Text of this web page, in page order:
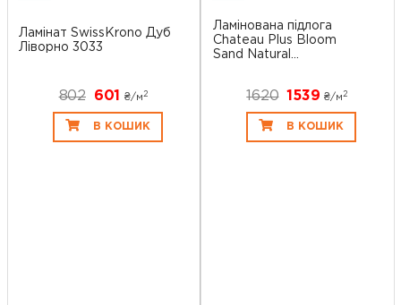
Ламінат SwissKrono Дуб
Ліворно 3033
802 601 ₴/м 2
В КОШИК
Ламінована підлога
Chateau Plus Bloom
Sand Natural...
1620 1539₴/м2
В КОШИК